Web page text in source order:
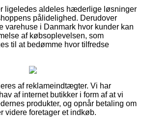
ligeledes aldeles hæderlige løsninger
pålidelighed. Derudover
varehuse i Danmark hvor kunder kan
af købsoplevelsen, som
til at bedømme hvor tilfredse
af reklameindtægter. Vi har
af internet butikker i form af at vi
produkter, og opnår betaling om
videre foretager et indkøb.